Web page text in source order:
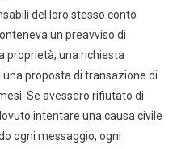
del loro stesso conto
un preavviso di
proprietà, una richiesta
proposta di transazione di
Se avessero rifiutato di
intentare una causa civile
ogni messaggio, ogni